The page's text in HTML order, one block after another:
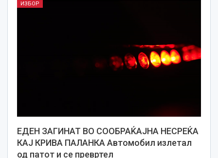
ИЗБОР
ЕДЕН ЗАГИНАТ ВО СООБРАЌАЈНА НЕСРЕЌА
КАЈ КРИВА ПАЛАНКА Автомобил излетал
од патот и се превртел